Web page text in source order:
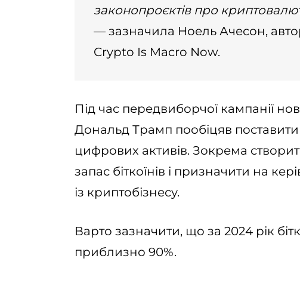
законопроєктів про
— зазначила Ноель Ачесон,
Crypto Is Macro Now.
Під час передвиборчої кампанії
Дональд Трамп пообіцяв поставити
цифрових активів. Зокрема
запас біткоїнів і призначити на
із криптобізнесу.
Варто зазначити, що за 2024 рік
приблизно 90%.